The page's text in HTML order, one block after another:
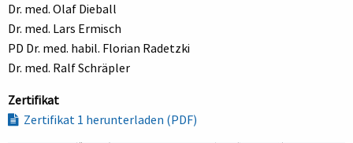
Dr. med. Olaf Dieball
Dr. med. Lars Ermisch
PD Dr. med. habil. Florian Radetzki
Dr. med. Ralf Schräpler
Zertifikat
Zertifikat 1 herunterladen (PDF)